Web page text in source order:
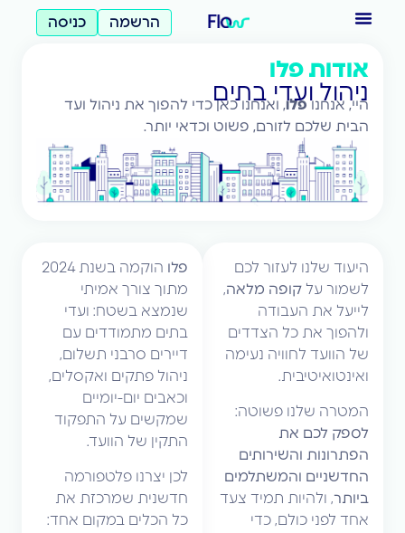
הרשמה כניסה
אודות פלו
ניהול ועדי בתים
היי, אנחנו פלו, ואנחנו כאן כדי להפוך את ניהול ועד
הבית שלכם לזורם, פשוט וכדאי יותר.
היעוד שלנו לעזור לכם
לשמור על קופה מלאה,
לייעל את העבודה
ולהפוך את כל הצדדים
של הוועד לחוויה נעימה
ואינטואיטיבית.
המטרה שלנו פשוטה:
לספק לכם את
הפתרונות והשירותים
החדשניים והמשתלמים
ביותר, ולהיות תמיד צעד
אחד לפני כולם, כדי
פלו
הוקמה בשנת 2024
מתוך צורך אמיתי
שנמצא בשטח: ועדי
בתים מתמודדים עם
דיירים סרבני תשלום,
ניהול פתקים ואקסלים,
וכאבים יום-יומיים
שמקשים על התפקוד
התקין של הוועד.
לכן יצרנו פלטפורמה
חדשנית שמרכזת את
כל הכלים במקום אחד: